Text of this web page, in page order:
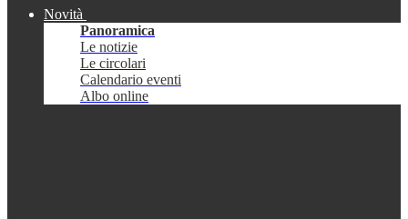
Novità
Panoramica
Le notizie
Le circolari
Calendario eventi
Albo online